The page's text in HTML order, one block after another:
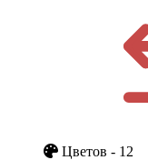
Цветов - 12